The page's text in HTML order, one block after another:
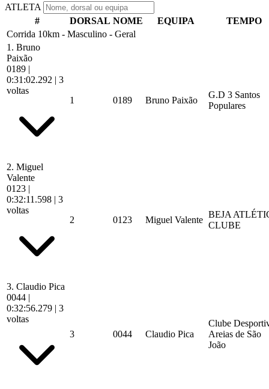
ATLETA
#
DORSAL NOME EQUIPA
TEMPO
Corrida 10km - Masculino - Geral
1. Bruno
Paixão
0189 |
0:31:02.292 | 3
voltas
1
0189 Bruno Paixão
G.D 3 Santos
Populares
2. Miguel
Valente
0123 |
0:32:11.598 | 3
voltas
2
0123 Miguel Valente
BEJA
CLUBE
3. Claudio Pica
0044 |
0:32:56.279 | 3
voltas
3
0044 Claudio Pica
Clube
Areias de São
João